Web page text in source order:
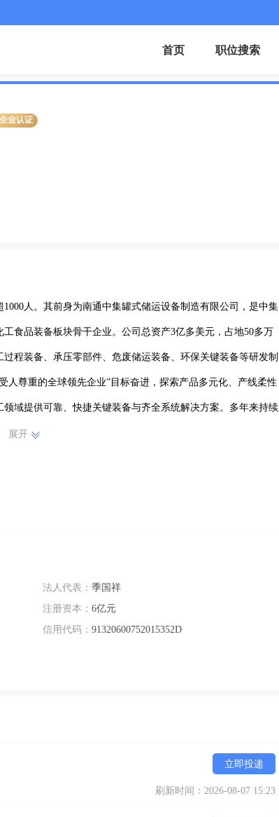
首页 职位搜索
企业认证
人。其前身为南通中集罐式储运设备制造有限公司，是中集
食品装备板块骨干企业。公司总资产3亿多美元，占地50多万
程装备、承压零部件、危废储运装备、环保关键装备等研发制
人尊重的全球领先企业”目标奋进，探索产品多元化、产线柔性
域提供可靠、快捷关键装备与齐全系统解决方案。多年来持续
美洲、澳洲等全球上百个国家和地区，在行业内树立了良好口
展开
法人代表： 季国祥
注册资本： 6亿元
信用代码： 91320600752015352D
立即投递
刷新时间：2026-08-07 15:23